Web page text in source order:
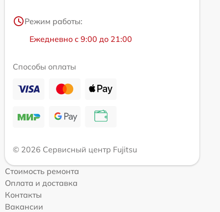
Режим работы:
Ежедневно с 9:00 до 21:00
Способы оплаты
© 2026 Сервисный центр Fujitsu
Стоимость ремонта
Оплата и доставка
Контакты
Вакансии